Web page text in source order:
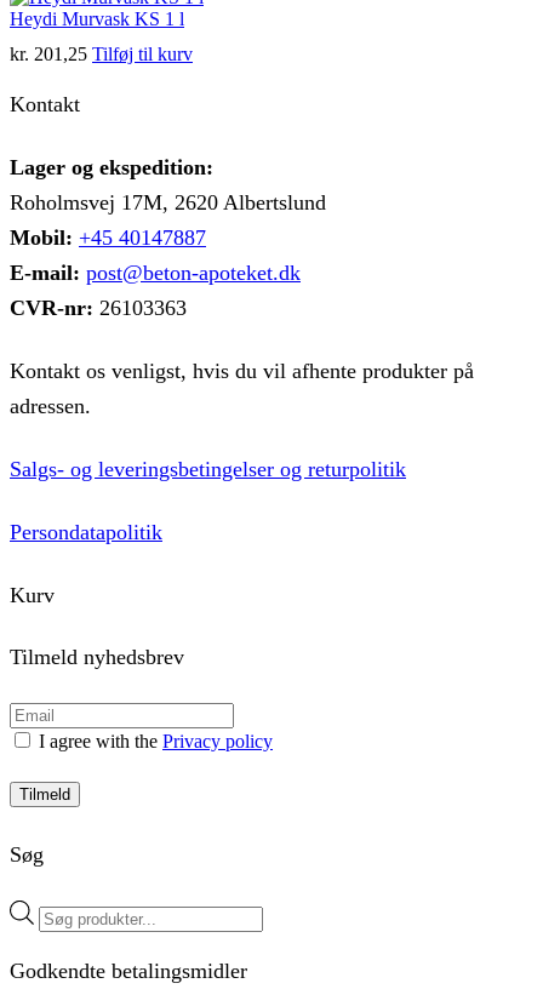
Heydi Murvask KS 1 l
kr. 201,25 Tilføj til kurv
Kontakt
Lager og ekspedition:
Roholmsvej 17M, 2620 Albertslund
Mobil: +45 40147887
E-mail: post@beton-apoteket.dk
CVR-nr: 26103363
Kontakt os venligst, hvis du vil afhente produkter på
adressen.
Salgs- og leveringsbetingelser og returpolitik
Persondatapolitik
Kurv
Tilmeld nyhedsbrev
I agree with the Privacy policy
Tilmeld
Søg
Products
search
Godkendte betalingsmidler